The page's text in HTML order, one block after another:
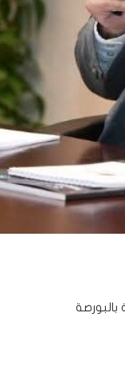
بالبورصة